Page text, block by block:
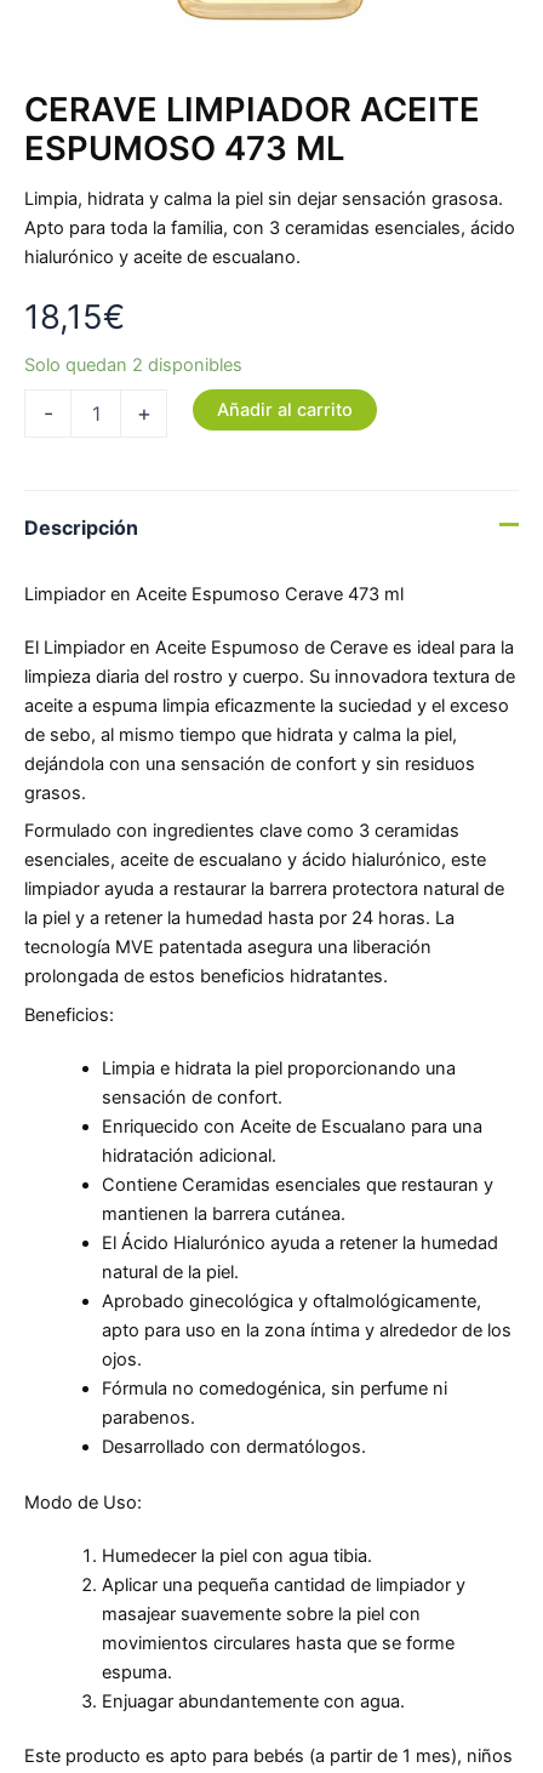
CERAVE LIMPIADOR ACEITE
ESPUMOSO 473 ML
Limpia, hidrata y calma la piel sin dejar sensación grasosa.
Apto para toda la familia, con 3 ceramidas esenciales, ácido
hialurónico y aceite de escualano.
18,15€
Solo quedan 2 disponibles
- + Añadir al carrito
Descripción
Limpiador en Aceite Espumoso Cerave 473 ml
El Limpiador en Aceite Espumoso de Cerave es ideal para la
limpieza diaria del rostro y cuerpo. Su innovadora textura de
aceite a espuma limpia eficazmente la suciedad y el exceso
de sebo, al mismo tiempo que hidrata y calma la piel,
dejándola con una sensación de confort y sin residuos
grasos.
Formulado con ingredientes clave como 3 ceramidas
esenciales, aceite de escualano y ácido hialurónico, este
limpiador ayuda a restaurar la barrera protectora natural de
la piel y a retener la humedad hasta por 24 horas. La
tecnología MVE patentada asegura una liberación
prolongada de estos beneficios hidratantes.
Beneficios:
Limpia e hidrata la piel proporcionando una
sensación de confort.
Enriquecido con Aceite de Escualano para una
hidratación adicional.
Contiene Ceramidas esenciales que restauran y
mantienen la barrera cutánea.
El Ácido Hialurónico ayuda a retener la humedad
natural de la piel.
Aprobado ginecológica y oftalmológicamente,
apto para uso en la zona íntima y alrededor de los
ojos.
Fórmula no comedogénica, sin perfume ni
parabenos.
Desarrollado con dermatólogos.
Modo de Uso:
Humedecer la piel con agua tibia.
Aplicar una pequeña cantidad de limpiador y
masajear suavemente sobre la piel con
movimientos circulares hasta que se forme
espuma.
Enjuagar abundantemente con agua.
Este producto es apto para bebés (a partir de 1 mes), niños